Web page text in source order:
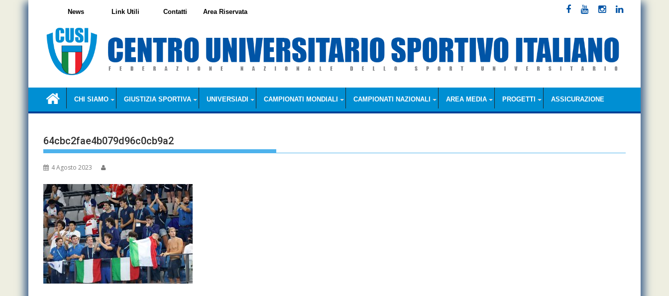
Skip
CHI SIAMO GIUSTIZIA SPORTIVA UNIVERSIADI CAMPIONATI MONDIALI CAMPIONATI NAZIONALI AREA MEDIA PROGETTI ASSICURAZIONE
News Link Utili Contatti Area Riservata
64cbc2fae4b079d96c0cb9a2
4 Agosto 2023